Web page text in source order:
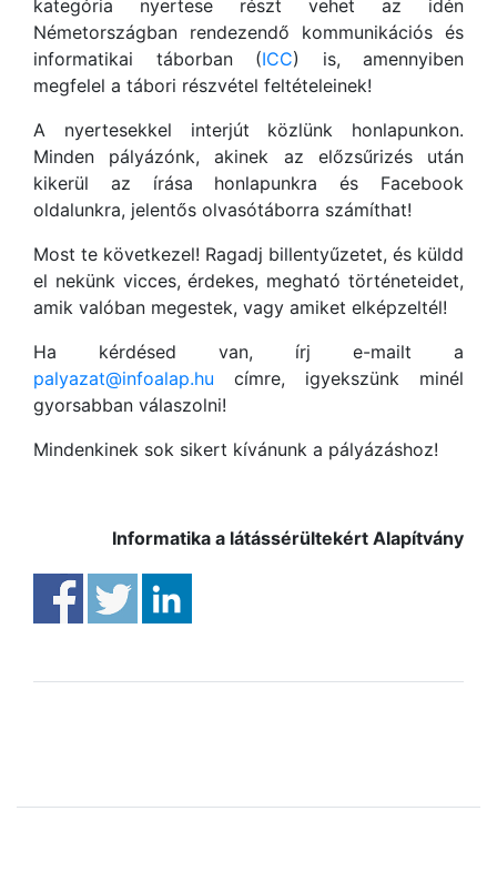
kategória nyertese részt vehet az idén
Németországban rendezendő kommunikációs és
informatikai táborban (ICC) is, amennyiben
megfelel a tábori részvétel feltételeinek!
A nyertesekkel interjút közlünk honlapunkon.
Minden pályázónk, akinek az előzsűrizés után
kikerül az írása honlapunkra és Facebook
oldalunkra, jelentős olvasótáborra számíthat!
Most te következel! Ragadj billentyűzetet, és küldd
el nekünk vicces, érdekes, megható történeteidet,
amik valóban megestek, vagy amiket elképzeltél!
Ha kérdésed van, írj e-mailt a
palyazat@infoalap.hu címre, igyekszünk minél
gyorsabban válaszolni!
Mindenkinek sok sikert kívánunk a pályázáshoz!
Informatika a látássérültekért Alapítvány